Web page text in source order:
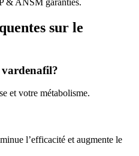
sur le
vardenafil?
et votre métabolisme.
l’efficacité et augmente le